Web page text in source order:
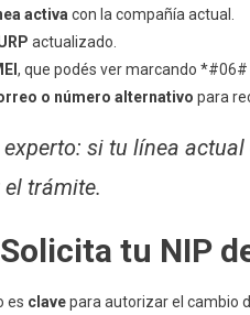
activa con la compañía actual.
actualizado.
, que podés ver marcando *#06#
o número alternativo para
si tu línea
trámite.
tu NIP
es clavepara autorizar el cambio